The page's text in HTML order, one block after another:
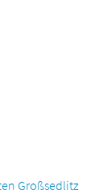
Großsedlitz